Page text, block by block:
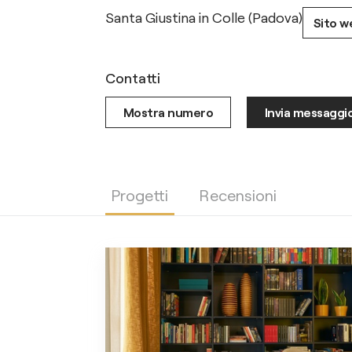
Santa Giustina in Colle (Padova) Sito
Contatti
Mostra numero Invia
Progetti Recensioni